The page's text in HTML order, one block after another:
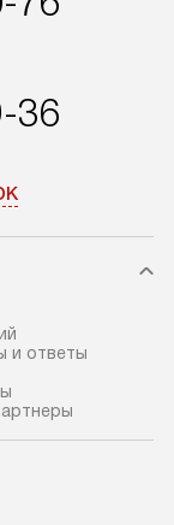
доступным на
«Подключение».
и
при
существующим
После этого
36
и ответы